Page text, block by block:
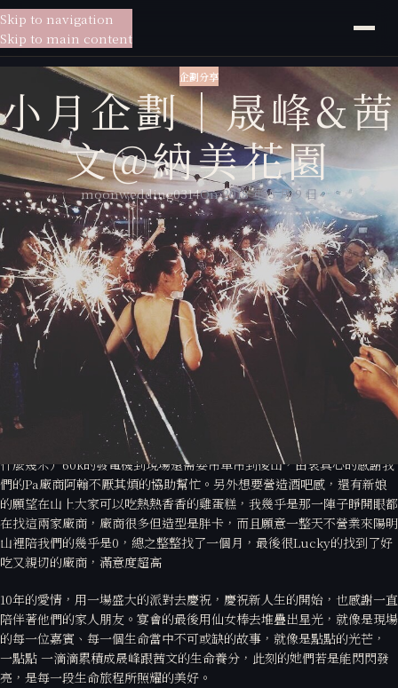
貳月婚紗
Skip to navigation
Skip to main content
企劃分享
小月企劃｜晟峰&茜
文@納美花園
moonwedding0314On 2018 年 5 月 9 日
3650個日子，10年了 這一走就經歷了這麼多個日子,彷彿閉上眼都能夠回
想起在校園裡開心地大笑、還是那本充滿祕密的交換日記,那些青春的記
憶、10年來所有的快樂低潮,那些都層層堆疊起今天這份踏踏實實的幸福,
是的! 這就是愛 這就是家 這就是所謂的將來,茜文跟 他們準備好了,堅定
不疑的要走向婚姻。
我還記得跟Grace跟Frank見面的那天，那是坐在工作室的吧檯位置，她
們對我說：『我想要我的婚禮是一片草皮下大家看著星星，好好的喝酒、
聊天，就像一場真正的派對』當下就有一個使命感，無論這件事執行起來
會有一些困難度，我也想協助新人一起完成、參與其中。
從一片空曠的空地，到畫出場圖、來來回回思考動線、truss架怎麼放最
好、還有解決300人加超多燈泡之中最麻煩的電力問題（包含什麼串接、
什麼幾米）60k的發電機到現場還需要吊車吊到後山，由衷真心的感謝我
們的Pa廠商阿翰不厭其煩的協助幫忙。另外想要營造酒吧感，還有新娘
的願望在山上大家可以吃熱熱香香的雞蛋糕，我幾乎是那一陣子睜開眼都
在找這兩家廠商，廠商很多但造型是胖卡，而且願意一整天不營業來陽明
山裡陪我們的幾乎是0，總之整整找了一個月，最後很Lucky的找到了好
吃又親切的廠商，滿意度超高
10年的愛情，用一場盛大的派對去慶祝，慶祝新人生的開始，也感謝一直
陪伴著他們的家人朋友。宴會的最後用仙女棒去堆疊出星光，就像是現場
的每一位嘉賓、每一個生命當中不可或缺的故事，就像是點點的光芒，
一點點 一滴滴累積成晟峰跟茜文的生命養分，此刻的她們若是能閃閃發
亮，是每一段生命旅程所照耀的美好。